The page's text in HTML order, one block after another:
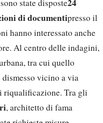
state disposte24
di documentipresso il
hanno interessato anche
Al centro delle indagini,
tra cui quello
vicino a via
riqualificazione. Tra gli
, architetto di fama